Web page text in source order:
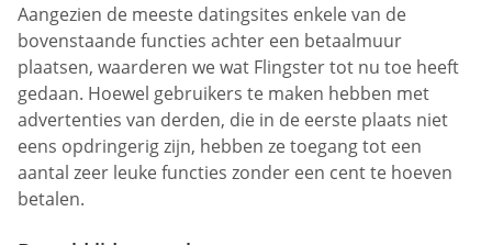
Aangezien de meeste datingsites enkele van de
bovenstaande functies achter een betaalmuur
plaatsen, waarderen we wat Flingster tot nu toe heeft
gedaan. Hoewel gebruikers te maken hebben met
advertenties van derden, die in de eerste plaats niet
eens opdringerig zijn, hebben ze toegang tot een
aantal zeer leuke functies zonder een cent te hoeven
betalen.